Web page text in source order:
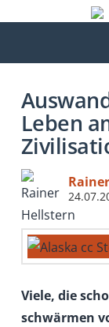
Leben
Viele, die
schwärmen